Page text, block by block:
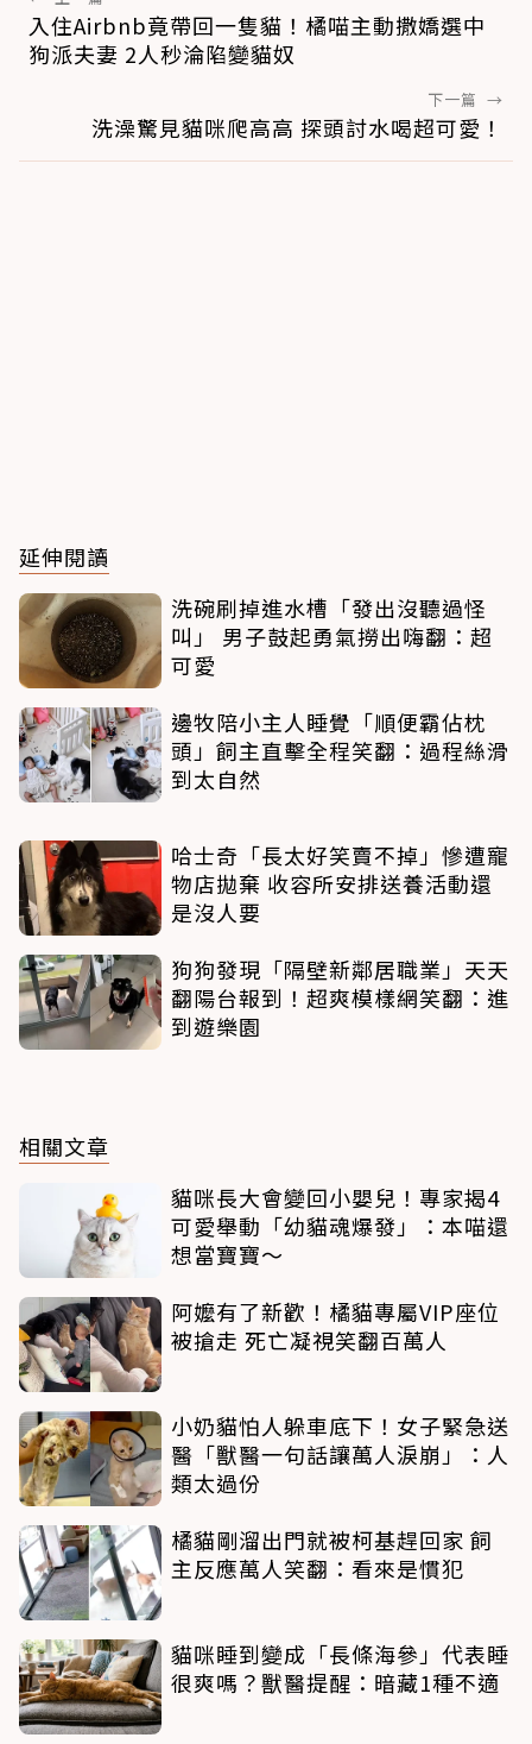
入住Airbnb竟帶回一隻貓！橘喵主動撒嬌選中
狗派夫妻 2人秒淪陷變貓奴
下一篇 →
洗澡驚見貓咪爬高高 探頭討水喝超可愛！
延伸閱讀
洗碗刷掉進水槽「發出沒聽過怪
叫」 男子鼓起勇氣撈出嗨翻：超
可愛
邊牧陪小主人睡覺「順便霸佔枕
頭」飼主直擊全程笑翻：過程絲滑
到太自然
哈士奇「長太好笑賣不掉」慘遭寵
物店拋棄 收容所安排送養活動還
是沒人要
狗狗發現「隔壁新鄰居職業」天天
翻陽台報到！超爽模樣網笑翻：進
到遊樂園
相關文章
貓咪長大會變回小嬰兒！專家揭4
可愛舉動「幼貓魂爆發」：本喵還
想當寶寶～
阿嬤有了新歡！橘貓專屬VIP座位
被搶走 死亡凝視笑翻百萬人
小奶貓怕人躲車底下！女子緊急送
醫「獸醫一句話讓萬人淚崩」：人
類太過份
橘貓剛溜出門就被柯基趕回家 飼
主反應萬人笑翻：看來是慣犯
貓咪睡到變成「長條海參」代表睡
很爽嗎？獸醫提醒：暗藏1種不適